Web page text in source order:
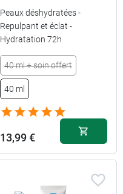
Peaux déshydratées -
Repulpant et éclat -
Hydratation 72h
40 ml + soin offert
40 ml
13,99 €